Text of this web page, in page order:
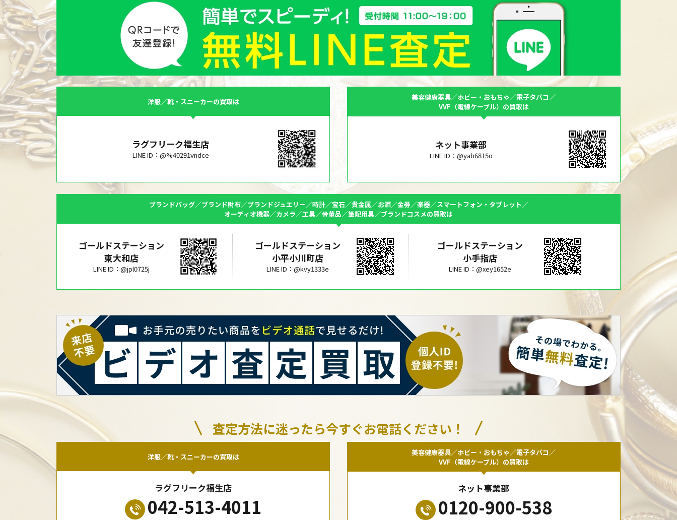
洋服／靴・スニーカーの買取は
ラグフリーク福生店
LINE ID：@%40291vndce
美容健康器具／ホビー・おもちゃ／電子タバコ／
VVF（電線ケーブル）の買取は
ネット事業部
LINE ID：@yab6815o
ブランドバッグ／ブランド財布／ブランドジュエリー／時計／宝石／貴金属／お酒／金券／楽器／スマートフォン・タブレット／
オーディオ機器／カメラ／工具／骨董品／筆記用具／ブランドコスメの買取は
ゴールドステーション
東大和店
LINE ID：@jpl0725j
ゴールドステーション
小平小川町店
LINE ID：@kvy1333e
ゴールドステーション
小手指店
LINE ID：@xey1652e
査定方法に迷ったら今すぐお電話ください！
洋服／靴・スニーカーの買取は
ラグフリーク福生店
042-513-4011
美容健康器具／ホビー・おもちゃ／電子タバコ／
VVF（電線ケーブル）の買取は
ネット事業部
0120-900-538